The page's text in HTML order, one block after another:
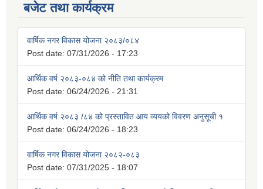
बजेट तथा कार्यक्रम
वार्षिक नगर विकास योजना २०८३/०८४
Post date: 07/31/2026 - 17:23
आर्थिक वर्ष २०८३-०८४ को नीति तथा कार्यक्रम
Post date: 06/24/2026 - 21:31
आर्थिक वर्ष २०८३ /८४ को प्रस्तावित आय व्ययको विवरण अनुसूची १
Post date: 06/24/2026 - 18:23
वार्षिक नगर विकास योजना २०८२-०८३
Post date: 07/31/2025 - 18:07